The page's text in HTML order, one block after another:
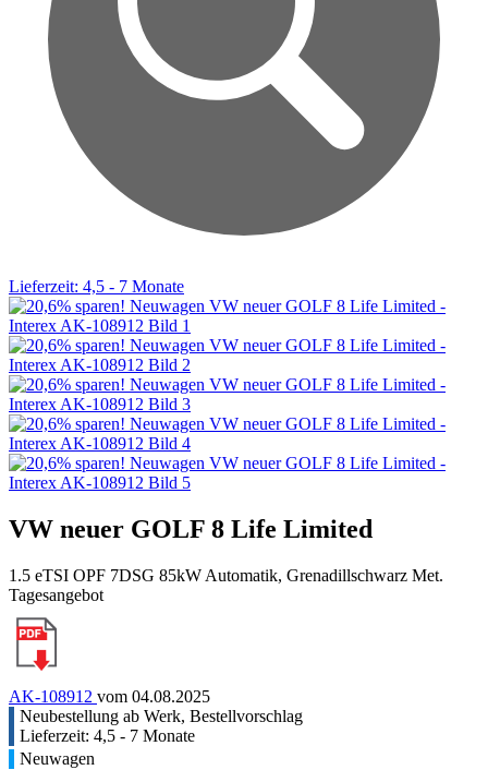
Lieferzeit: 4,5 - 7 Monate
VW neuer GOLF 8 Life Limited
1.5 eTSI OPF 7DSG 85kW Automatik, Grenadillschwarz Met.
Tagesangebot
AK-108912 vom 04.08.2025
Neubestellung ab Werk, Bestellvorschlag
Lieferzeit: 4,5 - 7 Monate
Neuwagen